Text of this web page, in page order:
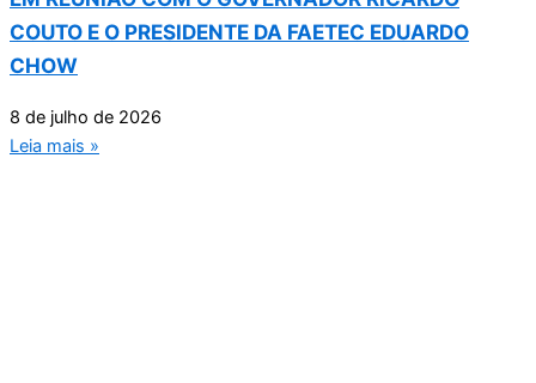
COUTO E O PRESIDENTE DA FAETEC EDUARDO
CHOW
8 de julho de 2026
Leia mais »